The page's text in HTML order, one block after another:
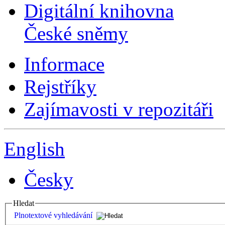
Digitální knihovna
České sněmy
Informace
Rejstříky
Zajímavosti v repozitáři
English
Česky
Hledat
Plnotextové vyhledávání